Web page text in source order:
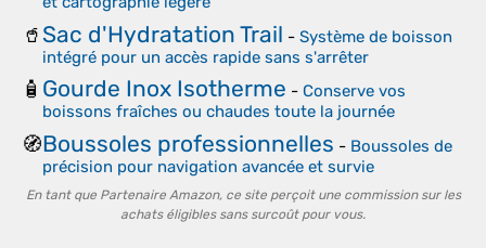
🥤 Sac d'Hydratation Trail - Système de boisson
intégré pour un accès rapide sans s'arrêter
🧴 Gourde Inox Isotherme - Conserve vos
boissons fraîches ou chaudes toute la journée
🧭Boussoles professionnelles - Boussoles de
précision pour navigation avancée et survie
En tant que Partenaire Amazon, ce site perçoit une commission sur les
achats éligibles sans surcoût pour vous.